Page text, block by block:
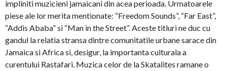
impliniti muzicieni jamaicani din acea perioada. Urmatoarele
piese ale lor merita mentionate: “Freedom Sounds”, “Far East”,
“Addis Ababa” si “Man in the Street”. Aceste titluri ne duc cu
gandul la relatia stransa dintre comunitatile urbane sarace din
Jamaica si Africa si, desigur, la importanta culturala a
curentului Rastafari. Muzica celor de la Skatalites ramane o